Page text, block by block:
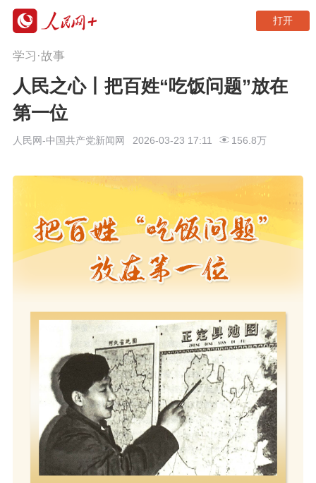
打开
学习·故事
人民之心丨把百姓“吃饭问题”放在
第一位
人民网-中国共产党新闻网 2026-03-23 17:11 156.8万